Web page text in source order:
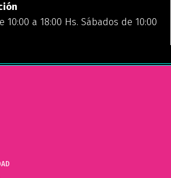
10:00 a 18:00 Hs. Sábados de 10:00